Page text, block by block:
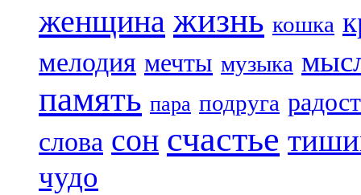
женщина жизнь кошка
мелодия мечты музыка
память пара подруга
слова сон счастье
чудо